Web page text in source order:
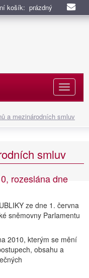
košík: prázdný
a mezinárodních smluv
smluv
rozeslána dne
ze dne 1. června
sněmovny Parlamentu
2010, kterým se mění
obsahu a